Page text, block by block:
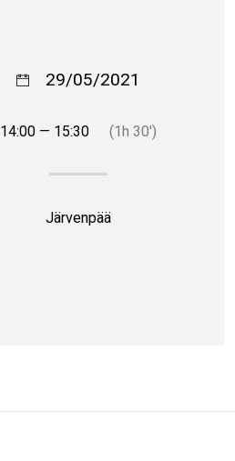
29/05/2021
14:00 — 15:30 (1h 30′)
Järvenpää